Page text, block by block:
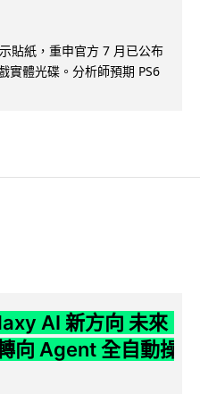
貼紙，重申官方 7 月已公布
實體光碟。分析師預期 PS6
AI 新方向 未來
向 Agent 全自動操